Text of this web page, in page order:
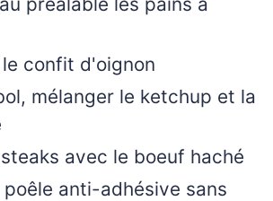
confit d'oignon
mélanger le ketchup et la
avec le boeuf haché
poêle anti-adhésive sans